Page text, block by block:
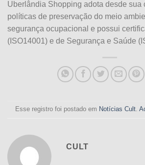
Uberlândia Shopping adota desde sua
políticas de preservação do meio
segurança ocupacional e possui
(ISO14001) e de Segurança e Saúde
Esse registro foi postado em Notícias Cult
CULT